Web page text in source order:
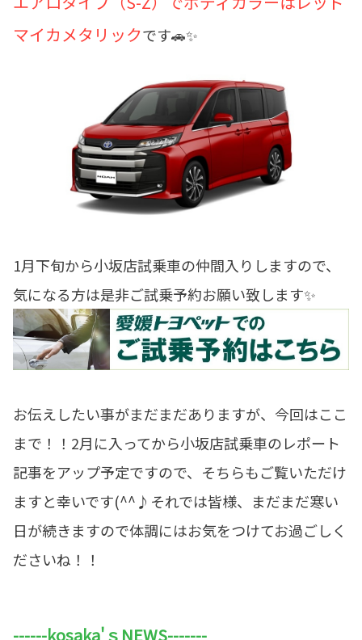
マイカメタリックです🚗✨
1月下旬から小坂店試乗車の仲間入りしますので、
気になる方は是非ご試乗予約お願い致します✨
お伝えしたい事がまだまだありますが、今回はここ
まで！！2月に入ってから小坂店試乗車のレポート
記事をアップ予定ですので、そちらもご覧いただけ
ますと幸いです(^^♪それでは皆様、まだまだ寒い
日が続きますので体調にはお気をつけてお過ごしく
ださいね！！
------kosaka'ｓNEWS-------